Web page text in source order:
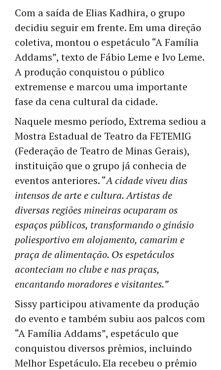
Com a saída de Elias Kadhira, o grupo
decidiu seguir em frente. Em uma direção
coletiva, montou o espetáculo “A Família
Addams”, texto de Fábio Leme e Ivo Leme.
A produção conquistou o público
extremense e marcou uma importante
fase da cena cultural da cidade.
Naquele mesmo período, Extrema sediou a
Mostra Estadual de Teatro da FETEMIG
(Federação de Teatro de Minas Gerais),
instituição que o grupo já conhecia de
eventos anteriores. “A cidade viveu dias
intensos de arte e cultura. Artistas de
diversas regiões mineiras ocuparam os
espaços públicos, transformando o ginásio
poliesportivo em alojamento, camarim e
praça de alimentação. Os espetáculos
aconteciam no clube e nas praças,
encantando moradores e visitantes.”
Sissy participou ativamente da produção
do evento e também subiu aos palcos com
“A Família Addams”, espetáculo que
conquistou diversos prêmios, incluindo
Melhor Espetáculo. Ela recebeu o prêmio